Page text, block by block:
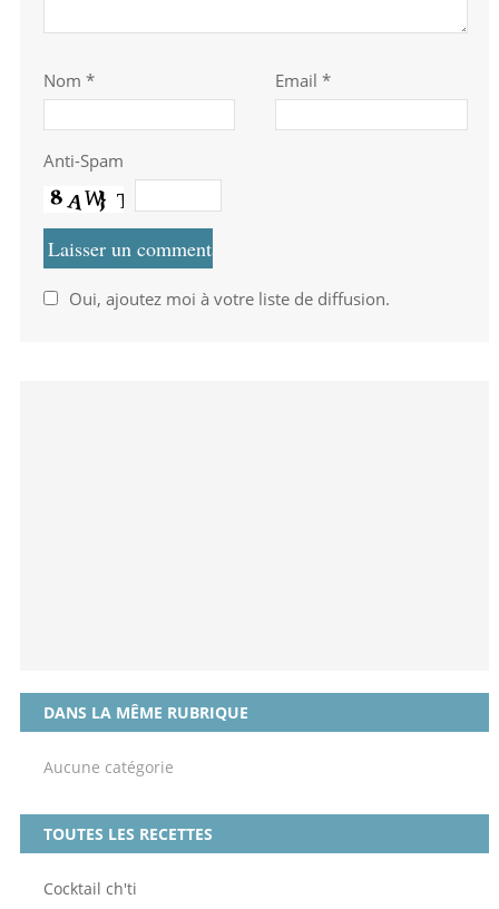
Nom * Email *
Anti-Spam
Oui, ajoutez moi à votre liste de diffusion.
DANS LA MÊME RUBRIQUE
Aucune catégorie
TOUTES LES RECETTES
Cocktail ch'ti